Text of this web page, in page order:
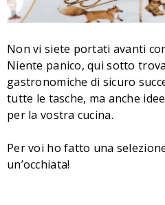
Non vi siete portati avanti
Niente panico, qui sotto
gastronomiche di sicuro
tutte le tasche, ma anche
per la vostra cucina.
Per voi ho fatto una
un’occhiata!